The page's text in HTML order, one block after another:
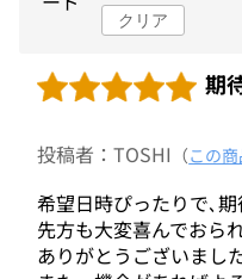
クリア
期
投稿者：TOSHI （この
希望日時ぴったりで､
先方も大変喜んでおら
ありがとうございました